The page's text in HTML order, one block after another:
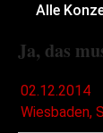
Alle
Ja, das
02.12.2014
Wiesbaden,